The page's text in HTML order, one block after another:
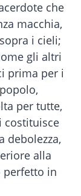
che
macchia,
i cieli;
gli altri
prima per i
per tutte,
costituisce
debolezza,
alla
perfetto in